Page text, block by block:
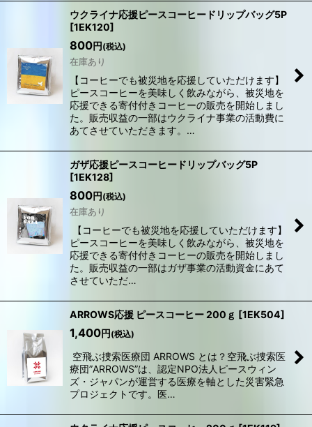
ウクライナ応援ピースコーヒードリップバッグ5P
[1EK120]
800円 (税込)
在庫あり
【コーヒーでも被災地を応援していただけます】
ピースコーヒーを美味しく飲みながら、被災地を
応援できる寄付付きコーヒーの販売を開始しまし
た。販売収益の一部はウクライナ事業の活動費に
あてさせていただきます。…
ガザ応援ピースコーヒードリップバッグ5P
[1EK128]
800円 (税込)
在庫あり
【コーヒーでも被災地を応援していただけます】
ピースコーヒーを美味しく飲みながら、被災地を
応援できる寄付付きコーヒーの販売を開始しまし
た。販売収益の一部はガザ事業の活動資金にあて
させていただ…
ARROWS応援 ピースコーヒー 200ｇ [1EK504]
1,400円 (税込)
空飛ぶ捜索医療団 ARROWS とは？空飛ぶ捜索医
療団”ARROWS”は、認定NPO法人ピースウィン
ズ・ジャパンが運営する医療を軸とした災害緊急
プロジェクトです。医…